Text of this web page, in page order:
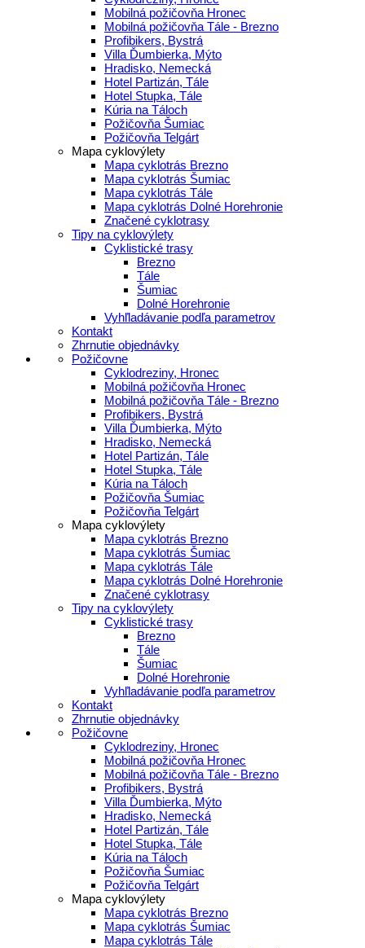
Mobilná požičovňa Hronec
Mobilná požičovňa Tále - Brezno
Profibikers, Bystrá
Villa Ďumbierka, Mýto
Hradisko, Nemecká
Hotel Partizán, Tále
Hotel Stupka, Tále
Kúria na Táloch
Požičovňa Šumiac
Požičovňa Telgárt
Mapa cyklovýlety
Mapa cyklotrás Brezno
Mapa cyklotrás Šumiac
Mapa cyklotrás Tále
Mapa cyklotrás Dolné Horehronie
Značené cyklotrasy
Tipy na cyklovýlety
Cyklistické trasy
Brezno
Tále
Šumiac
Dolné Horehronie
Vyhľladávanie podľa parametrov
Kontakt
Zhrnutie objednávky
Požičovne
Cyklodreziny, Hronec
Mobilná požičovňa Hronec
Mobilná požičovňa Tále - Brezno
Profibikers, Bystrá
Villa Ďumbierka, Mýto
Hradisko, Nemecká
Hotel Partizán, Tále
Hotel Stupka, Tále
Kúria na Táloch
Požičovňa Šumiac
Požičovňa Telgárt
Mapa cyklovýlety
Mapa cyklotrás Brezno
Mapa cyklotrás Šumiac
Mapa cyklotrás Tále
Mapa cyklotrás Dolné Horehronie
Značené cyklotrasy
Tipy na cyklovýlety
Cyklistické trasy
Brezno
Tále
Šumiac
Dolné Horehronie
Vyhľladávanie podľa parametrov
Kontakt
Zhrnutie objednávky
Požičovne
Cyklodreziny, Hronec
Mobilná požičovňa Hronec
Mobilná požičovňa Tále - Brezno
Profibikers, Bystrá
Villa Ďumbierka, Mýto
Hradisko, Nemecká
Hotel Partizán, Tále
Hotel Stupka, Tále
Kúria na Táloch
Požičovňa Šumiac
Požičovňa Telgárt
Mapa cyklovýlety
Mapa cyklotrás Brezno
Mapa cyklotrás Šumiac
Mapa cyklotrás Tále